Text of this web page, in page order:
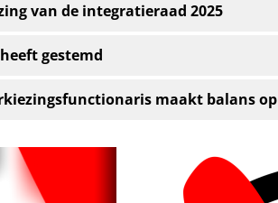
van de integratieraad 2025
gestemd
maakt balans op